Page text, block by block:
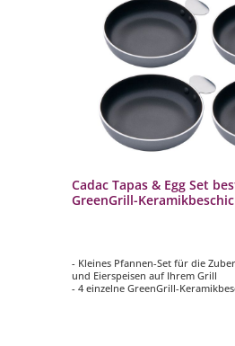
Cadac Tapas & Egg Set
GreenGrill-
- Kleines Pfannen-Set für die
und Eierspeisen auf Ihrem Grill
- 4 einzelne GreenGrill-